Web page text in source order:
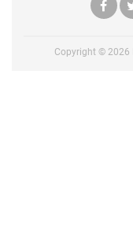
Copyright © 2026